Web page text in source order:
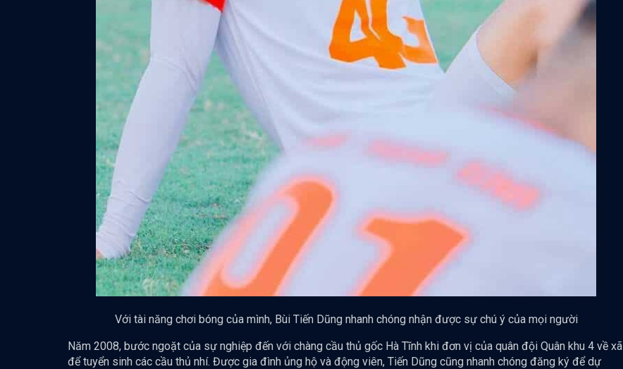
Với tài năng chơi bóng của mình, Bùi Tiến Dũng nhanh chóng nhận được sự chú ý của mọi người
Năm 2008, bước ngoặt của sự nghiệp đến với chàng cầu thủ gốc Hà Tĩnh khi đơn vị của quân đội Quân khu 4 về xã
để tuyển sinh các cầu thủ nhí. Được gia đình ủng hộ và động viên, Tiến Dũng cũng nhanh chóng đăng ký để dự